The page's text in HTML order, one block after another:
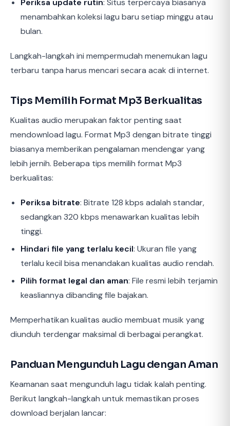
Periksa update rutin: Situs terpercaya biasanya
menambahkan koleksi lagu baru setiap minggu atau
bulan.
Langkah-langkah ini mempermudah menemukan lagu
terbaru tanpa harus mencari secara acak di internet.
Tips Memilih Format Mp3 Berkualitas
Kualitas audio merupakan faktor penting saat
mendownload lagu. Format Mp3 dengan bitrate tinggi
biasanya memberikan pengalaman mendengar yang
lebih jernih. Beberapa tips memilih format Mp3
berkualitas:
Periksa bitrate: Bitrate 128 kbps adalah standar,
sedangkan 320 kbps menawarkan kualitas lebih
tinggi.
Hindari file yang terlalu kecil: Ukuran file yang
terlalu kecil bisa menandakan kualitas audio rendah.
Pilih format legal dan aman: File resmi lebih terjamin
keasliannya dibanding file bajakan.
Memperhatikan kualitas audio membuat musik yang
diunduh terdengar maksimal di berbagai perangkat.
Panduan Mengunduh Lagu dengan Aman
Keamanan saat mengunduh lagu tidak kalah penting.
Berikut langkah-langkah untuk memastikan proses
download berjalan lancar: